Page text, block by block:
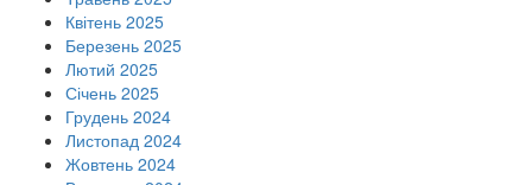
Квітень 2025
Березень 2025
Лютий 2025
Січень 2025
Грудень 2024
Листопад 2024
Жовтень 2024